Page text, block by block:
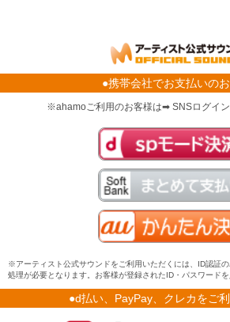
●携帯会社でお支払いの
※ahamoご利用のお客様は➡ SNSログイ
※アーティスト公式サウンドをご利用いただくには、ID認証
処理が必要となります。お客様が登録されたID・パスワードを
●d払い、PayPay、クレカをご